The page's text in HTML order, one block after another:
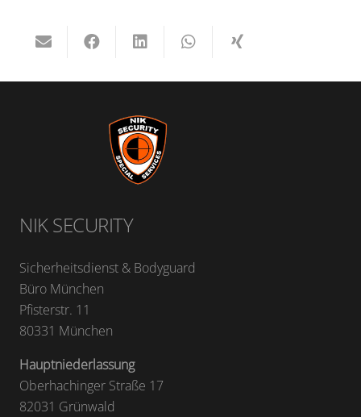
NIK SECURITY
Sicherheitsdienst & Bodyguard
Büro München
Pfisterstr. 11
80331 München
Hauptniederlassung
Oberhachinger Straße 17
82031 Grünwald